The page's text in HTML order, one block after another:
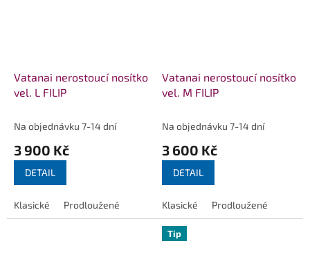
Vatanai nerostoucí nosítko
vel. L FILIP
Na objednávku 7-14 dní
3 900 Kč
DETAIL
Klasické Prodloužené
Vatanai nerostoucí nosítko
vel. M FILIP
Na objednávku 7-14 dní
3 600 Kč
DETAIL
Klasické Prodloužené
Tip